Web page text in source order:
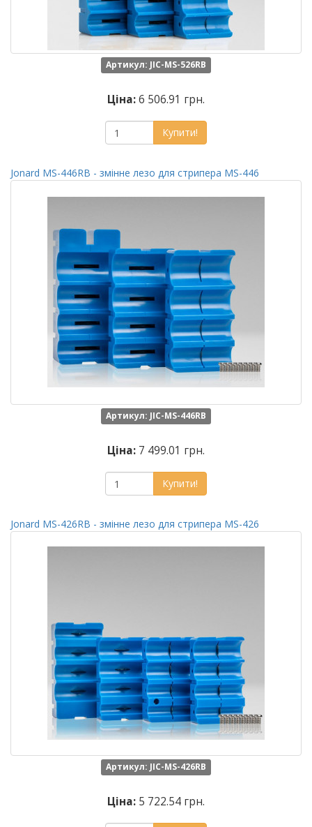
Артикул: JIC-MS-526RB
Ціна:6 506.91 грн.
Купити!
Jonard MS-446RB - змінне лезо для стрипера MS-446
Артикул: JIC-MS-446RB
Ціна: 7 499.01 грн.
Купити!
Jonard MS-426RB - змінне лезо для стрипера MS-426
Артикул: JIC-MS-426RB
Ціна: 5 722.54 грн.